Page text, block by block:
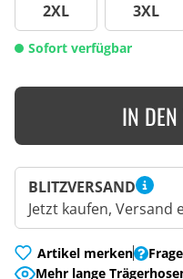
2XL 3XL
Sofort verfügbar
IN
BLITZVERSAND
Jetzt kaufen, Versand
Artikel merken
Mehr lange